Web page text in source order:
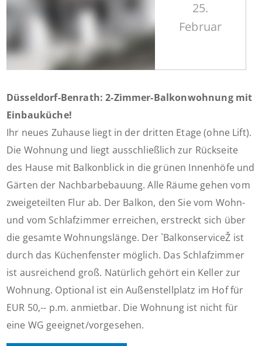
25.
Februar
Düsseldorf-Benrath: 2-Zimmer-Balkonwohnung mit
Einbauküche!
Ihr neues Zuhause liegt in der dritten Etage (ohne Lift).
Die Wohnung und liegt ausschließlich zur Rückseite
des Hause mit Balkonblick in die grünen Innenhöfe und
Gärten der Nachbarbebauung. Alle Räume gehen vom
zweigeteilten Flur ab. Der Balkon, den Sie vom Wohn-
und vom Schlafzimmer erreichen, erstreckt sich über
die gesamte Wohnungslänge. Der `BalkonserviceŽ ist
durch das Küchenfenster möglich. Das Schlafzimmer
ist ausreichend groß. Natürlich gehört ein Keller zur
Wohnung. Optional ist ein Außenstellplatz im Hof für
EUR 50,-- p.m. anmietbar. Die Wohnung ist nicht für
eine WG geeignet/vorgesehen.